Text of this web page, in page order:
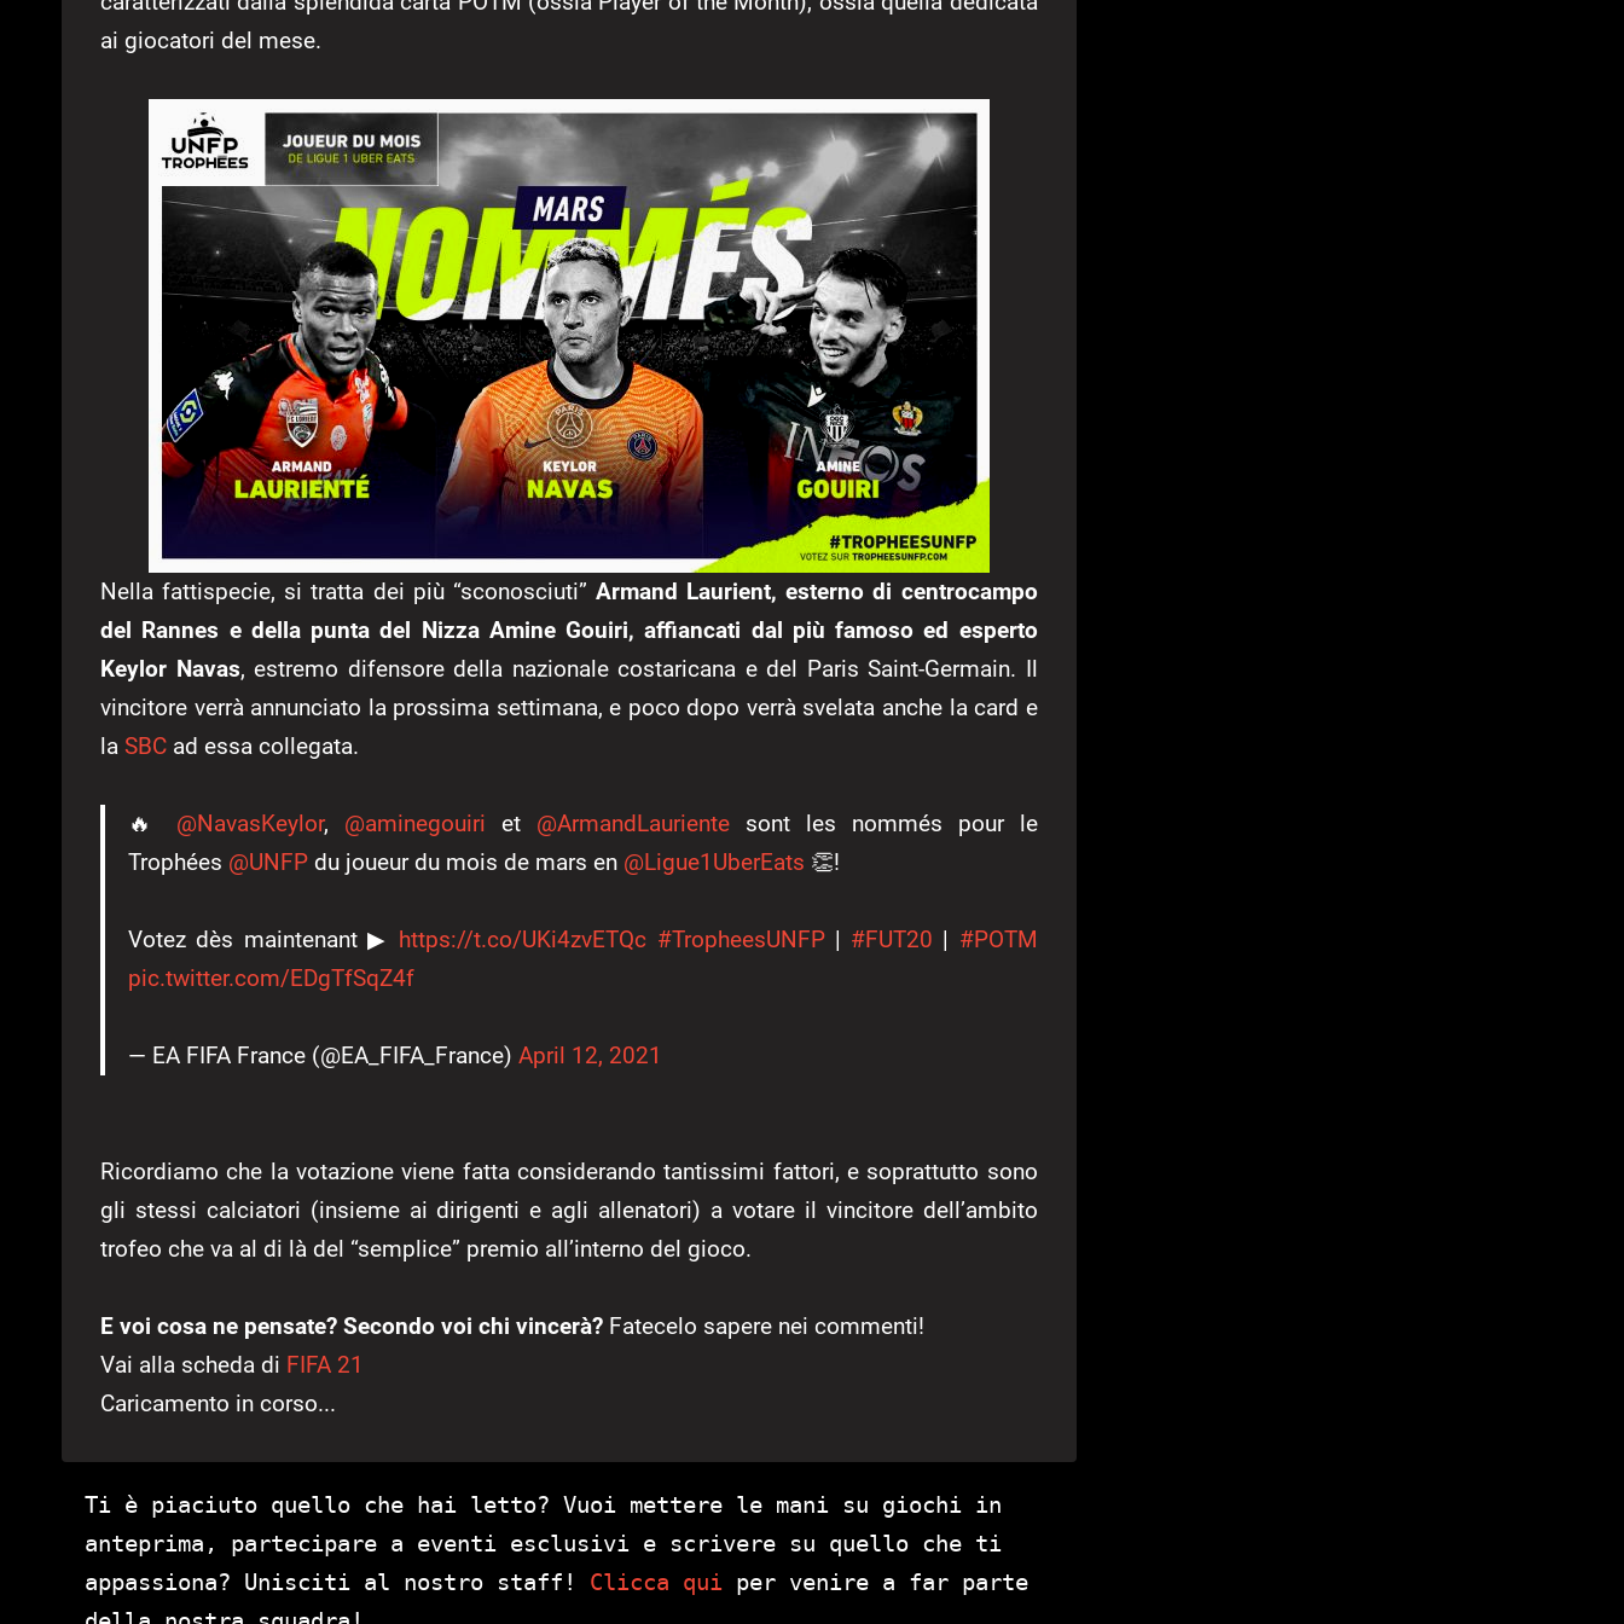
ai giocatori del mese.
Nella fattispecie, si tratta dei più “sconosciuti”Armand Laurient, esterno di centrocampo
del Rannes e della punta del Nizza Amine Gouiri, affiancati dal più famoso ed esperto
Keylor Navas, estremo difensore della nazionale costaricana e del Paris Saint-Germain. Il
vincitore verrà annunciato la prossima settimana, e poco dopo verrà svelata anche la card e
la SBC ad essa collegata.
🔥 @NavasKeylor, @aminegouiri et @ArmandLaurientesont les nommés pour le
Trophées @UNFP du joueur du mois de mars en @Ligue1UberEats 👏!
Votez dès maintenant ▶ https://t.co/UKi4zvETQc #TropheesUNFP| #FUT20 | #POTM
pic.twitter.com/EDgTfSqZ4f
— EA FIFA France (@EA_FIFA_France) April 12, 2021
Ricordiamo che la votazione viene fatta considerando tantissimi fattori, e soprattutto sono
gli stessi calciatori (insieme ai dirigenti e agli allenatori) a votare il vincitore dell’ambito
trofeo che va al di là del “semplice” premio all’interno del gioco.
E voi cosa ne pensate? Secondo voi chi vincerà? Fatecelo sapere nei commenti!
Vai alla scheda di FIFA 21
Caricamento in corso...
Ti è piaciuto quello che hai letto? Vuoi mettere le mani su giochi in
anteprima, partecipare a eventi esclusivi e scrivere su quello che ti
appassiona? Unisciti al nostro staff! Clicca qui per venire a far parte